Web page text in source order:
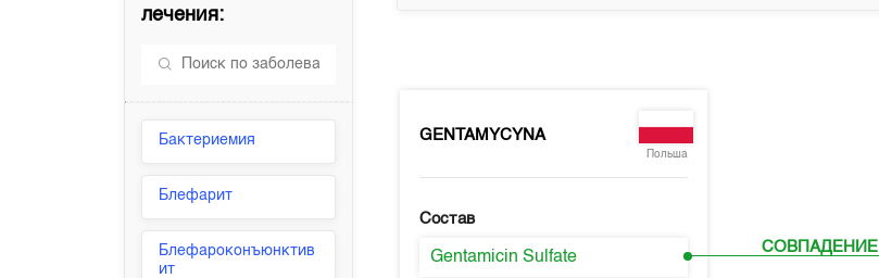
лечения:
Бактериемия
Блефарит
Блефароконъюнктив
ит
GENTAMYCYNA
Польша
Состав
Gentamicin Sulfate
СОВПАДЕНИЕ